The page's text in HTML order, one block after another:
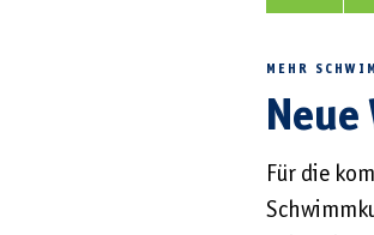
MEHR
Für die